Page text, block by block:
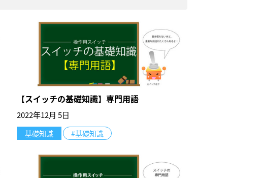
【スイッチの基礎知識】専門用語
2022年12月 5日
基礎知識 #基礎知識